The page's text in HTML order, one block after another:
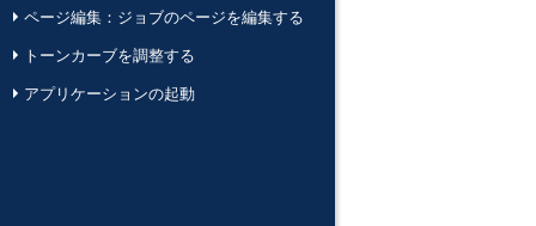
ページ編集：ジョブのページを編集する
トーンカーブを調整する
アプリケーションの起動